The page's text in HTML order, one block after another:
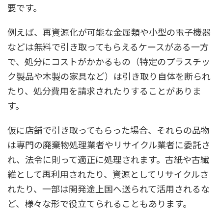
要です。
例えば、再資源化が可能な金属類や小型の電子機器
などは無料で引き取ってもらえるケースがある一方
で、処分にコストがかかるもの（特定のプラスチッ
ク製品や木製の家具など）は引き取り自体を断られ
たり、処分費用を請求されたりすることがありま
す。
仮に店舗で引き取ってもらった場合、それらの品物
は専門の廃棄物処理業者やリサイクル業者に委託さ
れ、法令に則って適正に処理されます。古紙や古繊
維として再利用されたり、資源としてリサイクルさ
れたり、一部は開発途上国へ送られて活用されるな
ど、様々な形で役立てられることもあります。